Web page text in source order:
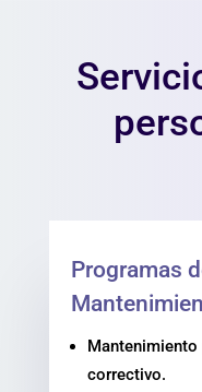
Programas
correctivo.